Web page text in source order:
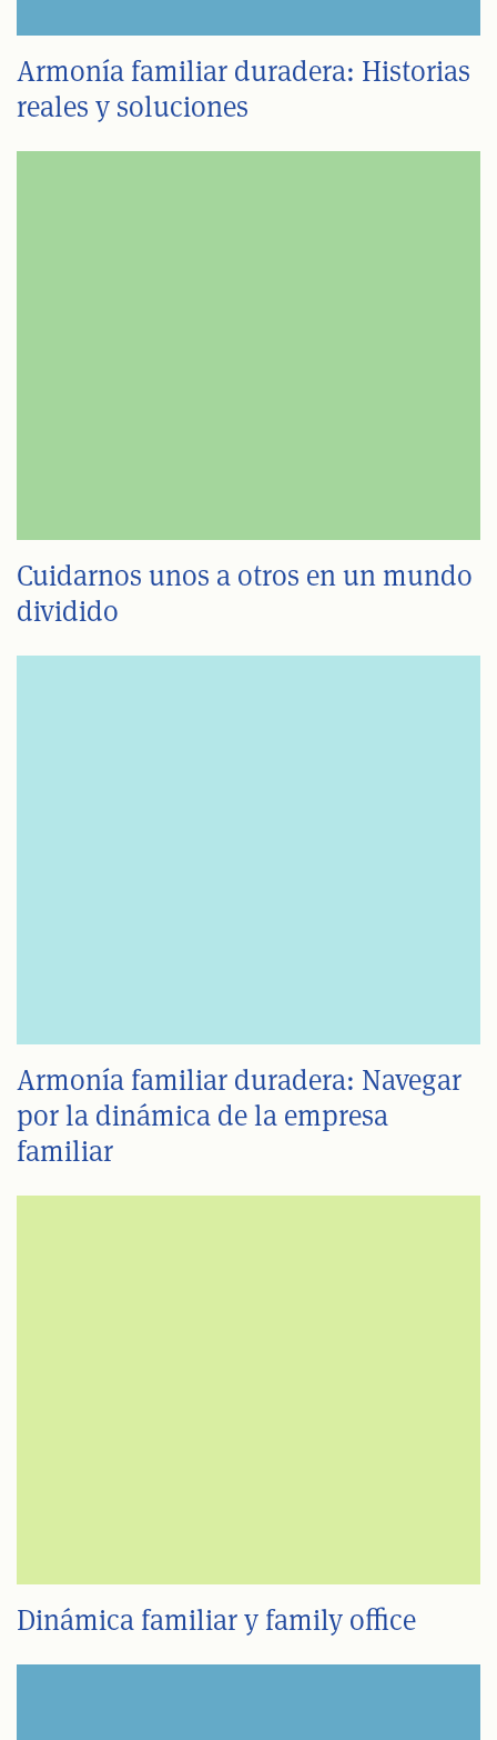
Armonía familiar duradera: Historias
reales y soluciones
Cuidarnos unos a otros en un mundo
dividido
Armonía familiar duradera: Navegar
por la dinámica de la empresa
familiar
Dinámica familiar y family office